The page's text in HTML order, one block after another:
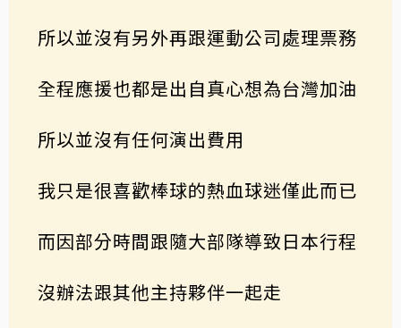
所以並沒有另外再跟運動公司處理票務
全程應援也都是出自真心想為台灣加油
所以並沒有任何演出費用
我只是很喜歡棒球的熱血球迷僅此而已
而因部分時間跟隨大部隊導致日本行程
沒辦法跟其他主持夥伴一起走